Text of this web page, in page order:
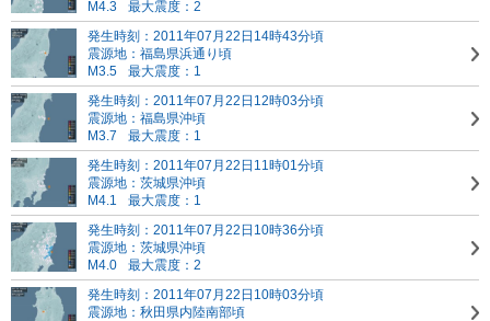
M4.3
最大震度：2
発生時刻：2011年07月22日14時43分頃
震源地：福島県浜通り頃
M3.5
最大震度：1
発生時刻：2011年07月22日12時03分頃
震源地：福島県沖頃
M3.7
最大震度：1
発生時刻：2011年07月22日11時01分頃
震源地：茨城県沖頃
M4.1
最大震度：1
発生時刻：2011年07月22日10時36分頃
震源地：茨城県沖頃
M4.0
最大震度：2
発生時刻：2011年07月22日10時03分頃
震源地：秋田県内陸南部頃